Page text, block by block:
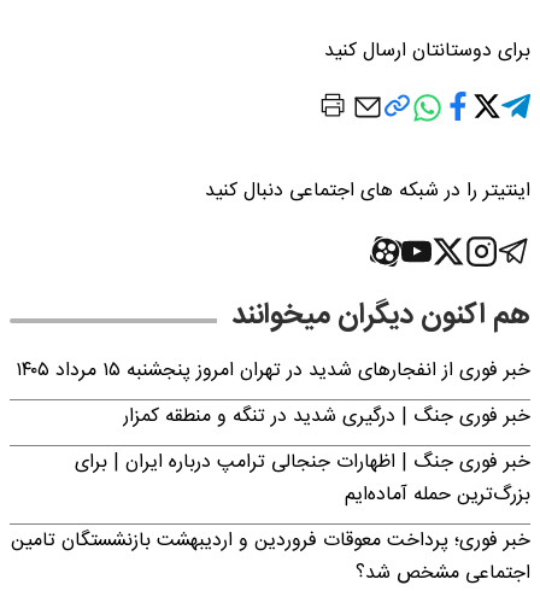
برای دوستانتان ارسال کنید
اینتیتر را در شبکه های اجتماعی دنبال کنید
هم اکنون دیگران میخوانند
خبر فوری از انفجارهای شدید در تهران امروز پنجشنبه ۱۵ مرداد ۱۴۰۵
خبر فوری جنگ | درگیری شدید در تنگه و منطقه کمزار
خبر فوری جنگ | اظهارات جنجالی ترامپ درباره ایران | برای
بزرگ‌ترین حمله آماده‌ایم
خبر فوری؛ پرداخت معوقات فروردین و اردیبهشت بازنشستگان تامین
اجتماعی مشخص شد؟